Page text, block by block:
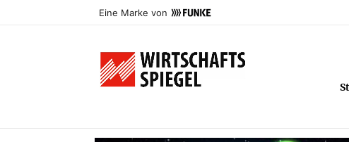
Eine Marke von